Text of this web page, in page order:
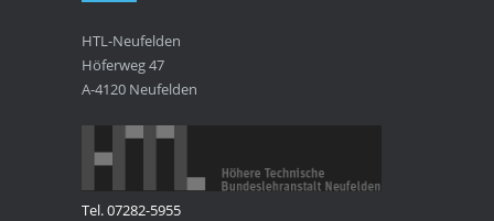
HTL-Neufelden
Höferweg 47
A-4120 Neufelden
Tel. 07282-5955